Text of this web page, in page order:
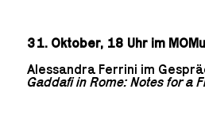
31. Oktober, 18 Uhr im
Alessandra Ferrini im
Gaddafi in Rome: Notes for a